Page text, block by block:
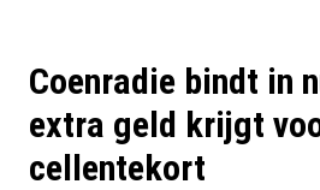
Coenradie bindt in
extra geld krijgt
cellentekort